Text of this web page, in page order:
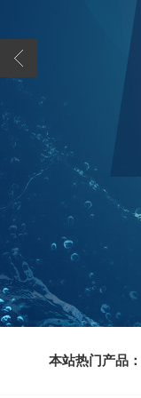
本站热门产品：